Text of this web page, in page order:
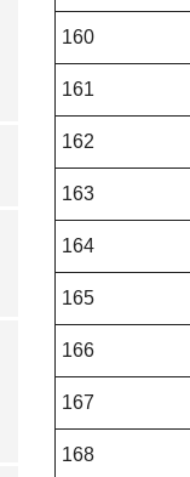
160
161
162
163
164
165
166
167
168